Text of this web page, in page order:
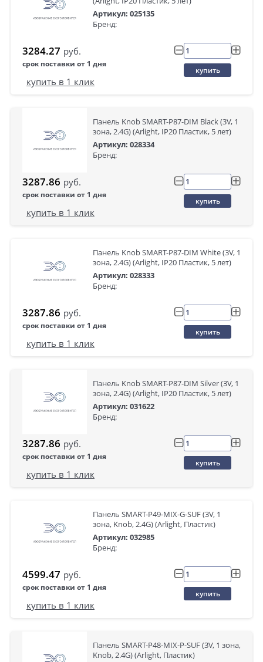
Артикул: 025135
Бренд:
3284.27 руб.
срок поставки от 1 дня
купить
купить в 1 клик
Панель Knob SMART-P87-DIM Black (3V, 1
зона, 2.4G) (Arlight, IP20 Пластик, 5 лет)
Артикул: 028334
Бренд:
3287.86 руб.
срок поставки от 1 дня
купить
купить в 1 клик
Панель Knob SMART-P87-DIM White (3V, 1
зона, 2.4G) (Arlight, IP20 Пластик, 5 лет)
Артикул: 028333
Бренд:
3287.86 руб.
срок поставки от 1 дня
купить
купить в 1 клик
Панель Knob SMART-P87-DIM Silver (3V, 1
зона, 2.4G) (Arlight, IP20 Пластик, 5 лет)
Артикул: 031622
Бренд:
3287.86 руб.
срок поставки от 1 дня
купить
купить в 1 клик
Панель SMART-P49-MIX-G-SUF (3V, 1
зона, Knob, 2.4G) (Arlight, Пластик)
Артикул: 032985
Бренд:
4599.47 руб.
срок поставки от 1 дня
купить
купить в 1 клик
Панель SMART-P48-MIX-P-SUF (3V, 1 зона,
Knob, 2.4G) (Arlight, Пластик)